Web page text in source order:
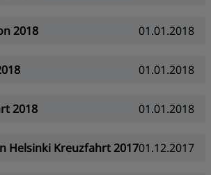
2018 01.01.2018
01.01.2018
2018 01.01.2018
Helsinki Kreuzfahrt 201701.12.2017